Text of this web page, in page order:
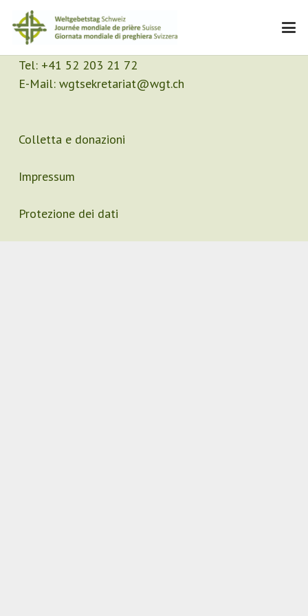
Contatto
Segretariato
Tel: +41 52 203 21 72
E-Mail: wgtsekretariat@wgt.ch
Colletta e donazioni
Impressum
Protezione dei dati